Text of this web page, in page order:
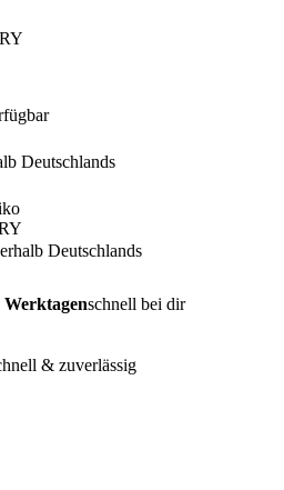
Deutschlands
Deutschlands
schnell bei dir
& zuverlässig